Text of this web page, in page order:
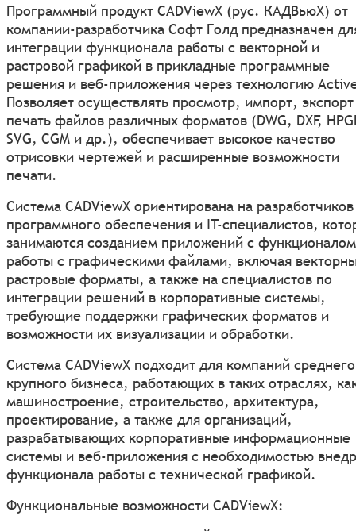
Программный продукт CADViewХ (рус. КАДВьюХ) от
компании-разработчика Софт Голд предназначен
интеграции функционала работы с векторной и
растровой графикой в прикладные программные
решения и веб-приложения через технологию
Позволяет осуществлять просмотр, импорт,
печать файлов различных форматов (DWG, DXF,
SVG, CGM и др.), обеспечивает высокое качество
отрисовки чертежей и расширенные возможности
печати.
Система CADViewХ ориентирована на разработчиков
программного обеспечения и IT-специалистов,
занимаются созданием приложений с функционалом
работы с графическими файлами, включая
растровые форматы, а также на специалистов по
интеграции решений в корпоративные системы,
требующие поддержки графических форматов и
возможности их визуализации и обработки.
Система CADViewХ подходит для компаний
крупного бизнеса, работающих в таких отраслях,
машиностроение, строительство, архитектура,
проектирование, а также для организаций,
разрабатывающих корпоративные информационные
системы и веб-приложения с необходимостью
функционала работы с технической графикой.
Функциональные возможности CADViewХ: